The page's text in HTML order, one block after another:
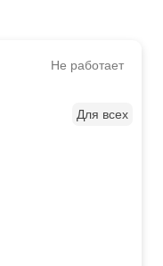
Не работает
Для всех